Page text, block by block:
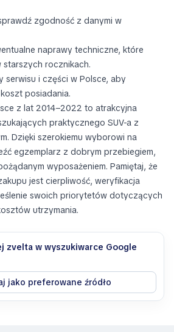
zgodność z danymi w
naprawy techniczne, które
rocznikach.
serwisu i części w Polsce, aby
posiadania.
z lat 2014–2022 to atrakcyjna
praktycznego SUV-a z
Dzięki szerokiemu wyborowi na
egzemplarz z dobrym przebiegiem,
wyposażeniem. Pamiętaj, że
jest cierpliwość, weryfikacja
swoich priorytetów dotyczących
utrzymania.
zvelta w wyszukiwarce Google
jako preferowane źródło